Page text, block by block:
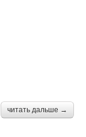
читать дальше →